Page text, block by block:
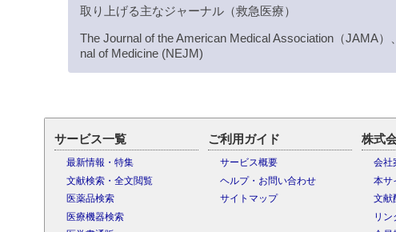
取り上げる主なジャーナル（救急医療）
The Journal of the American Medical Association（JAMA
nal of Medicine (NEJM)
サービス一覧
最新情報・特集
文献検索・全文閲覧
医薬品検索
医療機器検索
ご利用ガイド
サービス概要
ヘルプ・お問い合わせ
サイトマップ
株式
会社
本サ
文献
リン